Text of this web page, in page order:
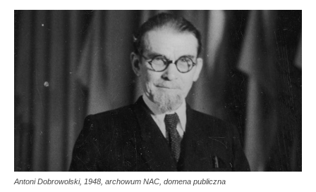
Antoni Dobrowolski, 1948, archowum NAC, domena publiczna